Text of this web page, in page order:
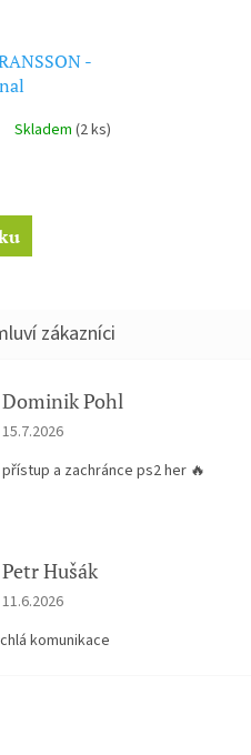
-
Skladem (2 ks)
Dominik Pohl
Hodnocení obchodu je 5 z 5 hvězdiček.
15.7.2026
a zachránce ps2 her 🔥
Petr Hušák
Hodnocení obchodu je 5 z 5 hvězdiček.
11.6.2026
komunikace